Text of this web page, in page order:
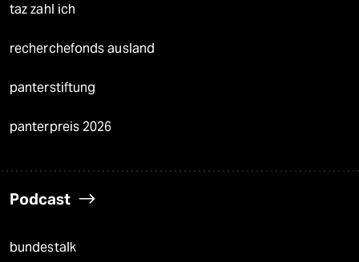
taz zahl ich
recherchefonds ausland
panterstiftung
panterpreis 2026
Podcast
bundestalk